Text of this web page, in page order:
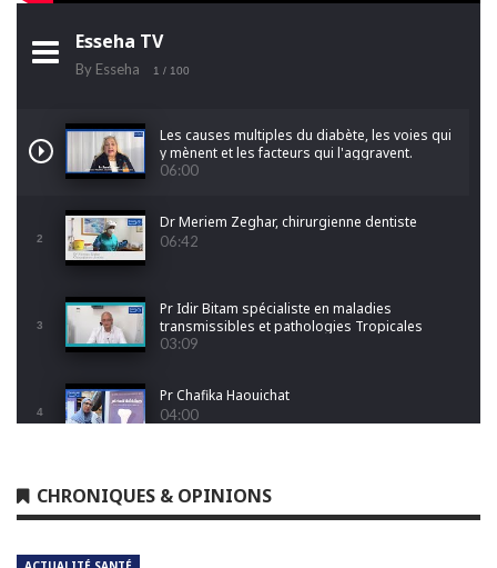
Esseha TV
By Esseha 1 / 100
Les causes multiples du diabète, les voies qui
y mènent et les facteurs qui l'aggravent.
06:00
2
Dr Meriem Zeghar, chirurgienne dentiste
06:42
3
Pr Idir Bitam spécialiste en maladies
transmissibles et pathologies Tropicales
Emergentes
03:09
4
Pr Chafika Haouichat
04:00
5 04:26
CHRONIQUES & OPINIONS